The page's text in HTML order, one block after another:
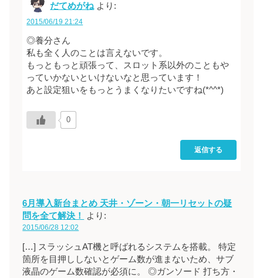
だてめがね より:
2015/06/19 21:24
◎養分さん
私も全く人のことは言えないです。
もっともっと頑張って、スロット系以外のこともや
っていかないといけないなと思っています！
あと設定狙いをもっとうまくなりたいですね(*^^*)
0
返信する
6月導入新台まとめ 天井・ゾーン・朝一リセットの疑
問を全て解決！
より:
2015/06/28 12:02
[…] スラッシュAT機と呼ばれるシステムを搭載。 特定
箇所を目押ししないとゲーム数が進まないため、サブ
液晶のゲーム数確認が必須に。 ◎ガンソード 打ち方・